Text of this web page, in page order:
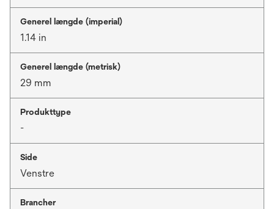
Generel længde (imperial)
1.14 in
Generel længde (metrisk)
29 mm
Produkttype
-
Side
Venstre
Brancher